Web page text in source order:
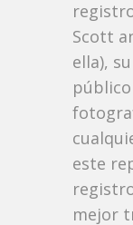
Scott
ella),
este
mejor